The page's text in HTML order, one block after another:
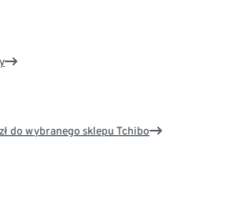
do wybranego sklepu Tchibo